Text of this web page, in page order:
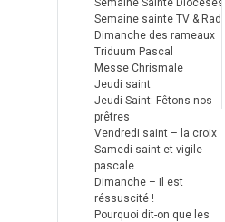
Semaine Sainte Diocèses
Semaine sainte TV & Radio
Dimanche des rameaux
Triduum Pascal
Messe Chrismale
Jeudi saint
Jeudi Saint: Fêtons nos
prêtres
Vendredi saint – la croix
Samedi saint et vigile
pascale
Dimanche – Il est
réssuscité !
Pourquoi dit-on que les